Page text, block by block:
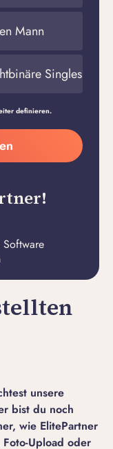
Mann
Singles
definieren.
Software
unsere
bist du noch
wie ElitePartner
Upload oder